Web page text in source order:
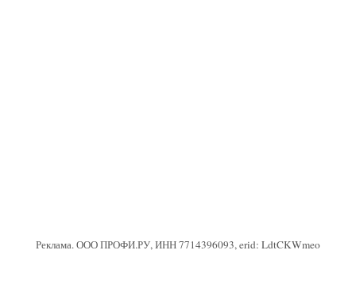
Реклама. ООО ПРОФИ.РУ, ИНН 7714396093, erid: LdtCKWmeo